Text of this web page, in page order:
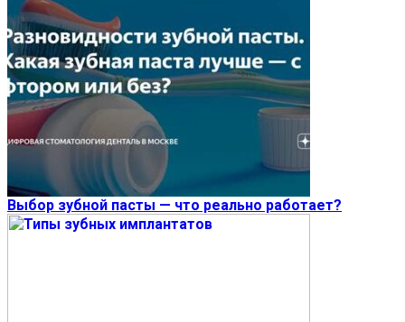
Выбор зубной пасты — что реально работает?